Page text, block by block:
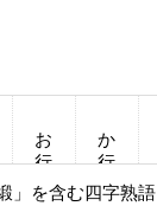
お行 か行
」を含む四字熟語